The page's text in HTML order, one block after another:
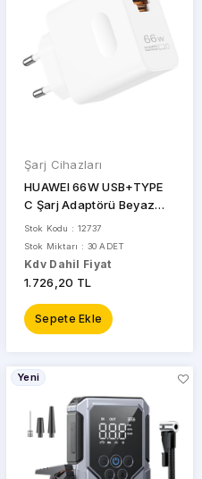
Şarj Cihazları
HUAWEI 66W USB+TYPE
C Şarj Adaptörü Beyaz
JELLY-A061
Stok Kodu : 12737
Stok Miktarı : 30 ADET
Kdv Dahil Fiyat
1.726,20 TL
Sepete Ekle
Yeni